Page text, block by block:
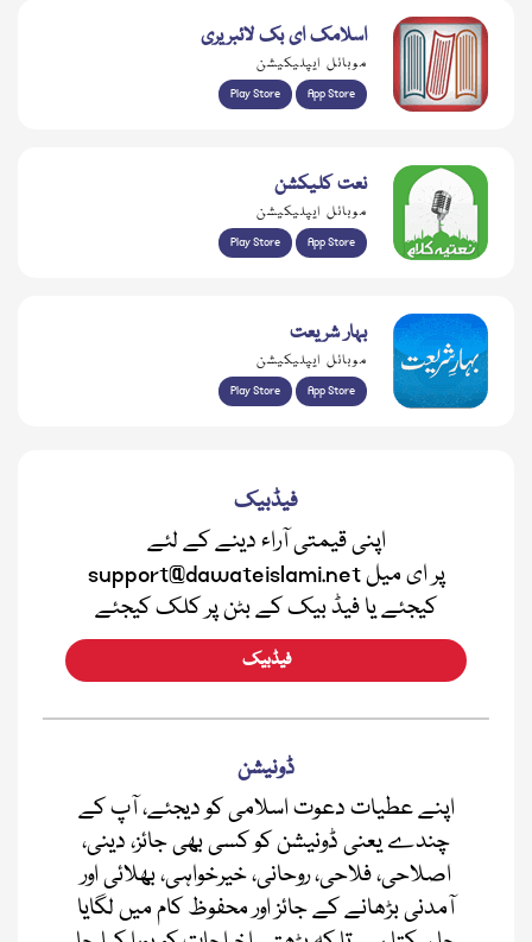
اسلامک ای بک لائبریری
موبائل ایپلیکیشن
Play Store App Store
نعت کلیکشن
موبائل ایپلیکیشن
Play Store App Store
بہار شریعت
موبائل ایپلیکیشن
Play Store App Store
فیڈبیک
اپنی قیمتی آراء دینے کے لئے
support@dawateislami.net پر ای میل
کیجئے یا فیڈ بیک کے بٹن پر کلک کیجئے
فیڈبیک
ڈونیشن
اپنے عطیات دعوت اسلامی کو دیجئے، آپ کے
چندے یعنی ڈونیشن کو کسی بھی جائز، دینی،
اصلاحی، فلاحی، روحانی، خیرخواہی، بھلائی اور
آمدنی بڑھانے کے جائز اور محفوظ کام میں لگایا